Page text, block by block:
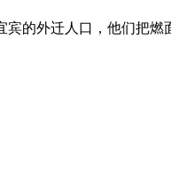
的外迁人口，他们把燃